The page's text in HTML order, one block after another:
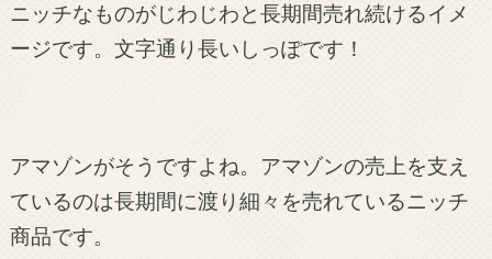
ニッチなものがじわじわと長期間売れ続けるイメ
ージです。 文字通り長いしっぽです！
アマゾンがそうですよね。アマゾンの売上を支え
ているのは長期間に渡り細々を売れているニッチ
商品です。